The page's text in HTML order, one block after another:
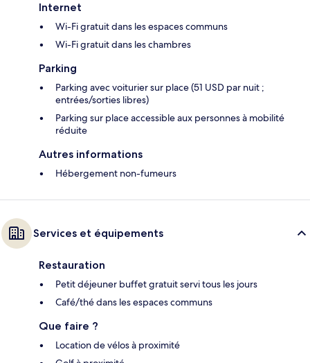
Internet
Wi-Fi gratuit dans les espaces communs
Wi-Fi gratuit dans les chambres
Parking
Parking avec voiturier sur place (51 USD par nuit ;
entrées/sorties libres)
Parking sur place accessible aux personnes à mobilité
réduite
Autres informations
Hébergement non-fumeurs
Services et équipements
Restauration
Petit déjeuner buffet gratuit servi tous les jours
Café/thé dans les espaces communs
Que faire ?
Location de vélos à proximité